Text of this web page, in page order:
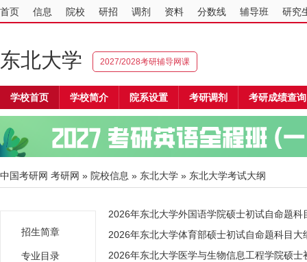
首页 信息 院校 研招 调剂 资料 分数线 辅导班 研究
东北大学 2027/2028考研辅导网课
学校首页 学校简介 院系设置 考研调剂 考研成绩查询
中国考研网 考研网 » 院校信息 » 东北大学 » 东北大学考试大纲
招生简章
专业目录
2026年东北大学外国语学院硕士初试自命题科
2026年东北大学体育部硕士初试自命题科目大
2026年东北大学医学与生物信息工程学院硕士